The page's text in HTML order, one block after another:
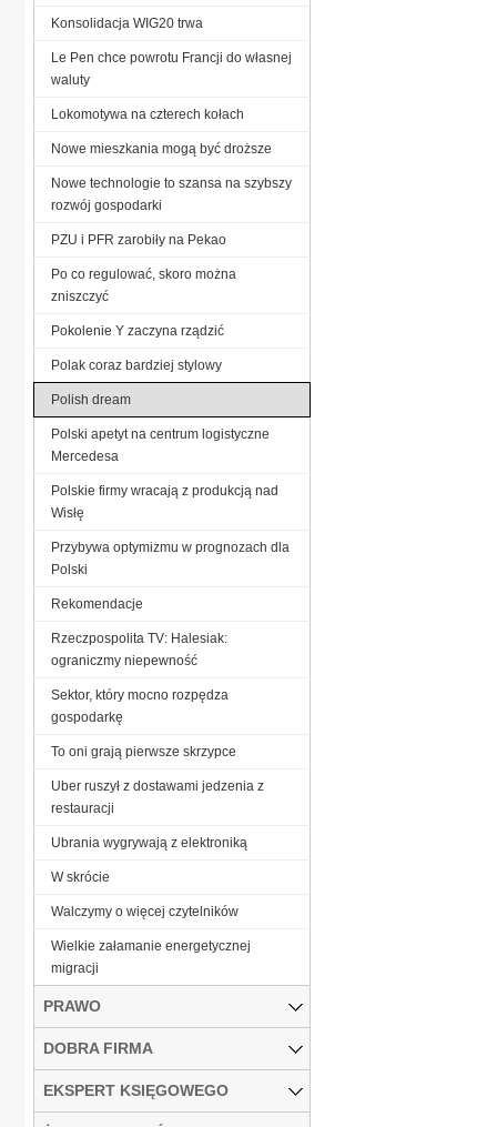
Konsolidacja WIG20 trwa
Le Pen chce powrotu Francji do własnej
waluty
Lokomotywa na czterech kołach
Nowe mieszkania mogą być droższe
Nowe technologie to szansa na szybszy
rozwój gospodarki
PZU i PFR zarobiły na Pekao
Po co regulować, skoro można
zniszczyć
Pokolenie Y zaczyna rządzić
Polak coraz bardziej stylowy
Polish dream
Polski apetyt na centrum logistyczne
Mercedesa
Polskie firmy wracają z produkcją nad
Wisłę
Przybywa optymizmu w prognozach dla
Polski
Rekomendacje
Rzeczpospolita TV: Halesiak:
ograniczmy niepewność
Sektor, który mocno rozpędza
gospodarkę
To oni grają pierwsze skrzypce
Uber ruszył z dostawami jedzenia z
restauracji
Ubrania wygrywają z elektroniką
W skrócie
Walczymy o więcej czytelników
Wielkie załamanie energetycznej
migracji
PRAWO
DOBRA FIRMA
EKSPERT KSIĘGOWEGO